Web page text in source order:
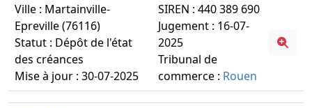
Ville : Martainville-
Epreville (76116)
Statut : Dépôt de l'état
des créances
Mise à jour : 30-07-2025
SIREN : 440 389 690
Jugement : 16-07-
2025
Tribunal de
commerce : Rouen